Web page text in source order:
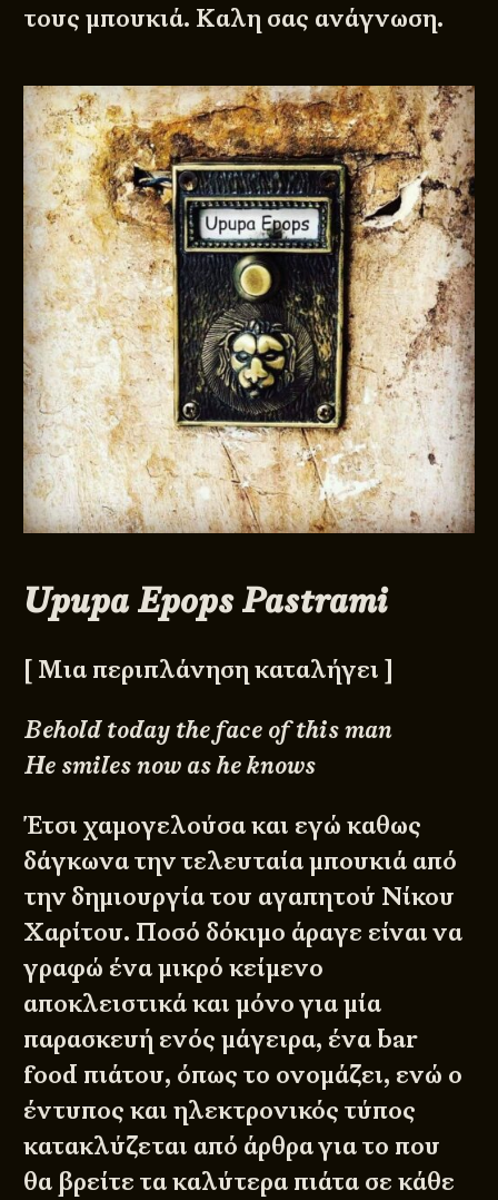
τους μπουκιά. Καλη σας ανάγνωση.
Upupa Epops Pastrami
[ Μια περιπλάνηση καταλήγει ]
Behold today the face of this man
He smiles now as he knows
Έτσι χαμογελούσα και εγώ καθως
δάγκωνα την τελευταία μπουκιά από
την δημιουργία του αγαπητού Νίκου
Χαρίτου. Ποσό δόκιμο άραγε είναι να
γραφώ ένα μικρό κείμενο
αποκλειστικά και μόνο για μία
παρασκευή ενός μάγειρα, ένα bar
food πιάτου, όπως το ονομάζει, ενώ ο
έντυπος και ηλεκτρονικός τύπος
κατακλύζεται από άρθρα για το που
θα βρείτε τα καλύτερα πιάτα σε κάθε